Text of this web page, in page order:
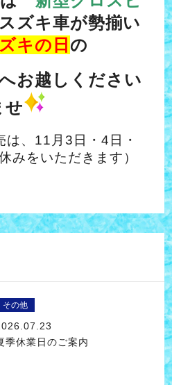
ズキ車が勢揃い
キの日 の
お越しください
せ
は、11月3日・4日・
みをいただきます）
その他
季休業日のご案内